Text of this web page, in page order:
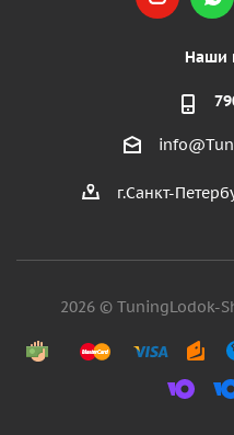
Наши
г.Санкт-
2026 © TuningLodok-